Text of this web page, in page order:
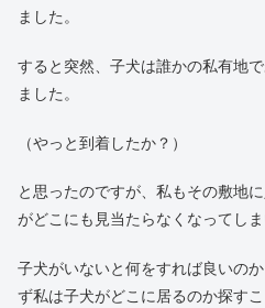
ました。
すると突然、子犬は誰かの私有地
ました。
（やっと到着したか？）
と思ったのですが、私もその敷地
がどこにも見当たらなくなってしま
子犬がいないと何をすれば良いの
ず私は子犬がどこに居るのか探すこ